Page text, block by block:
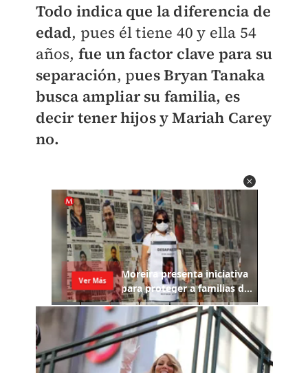
Todo indica que la diferencia de
edad, pues él tiene 40 y ella 54
años, fue un factor clave para su
separación, pues Bryan Tanaka
busca ampliar su familia, es
decir tener hijos y Mariah Carey
no.